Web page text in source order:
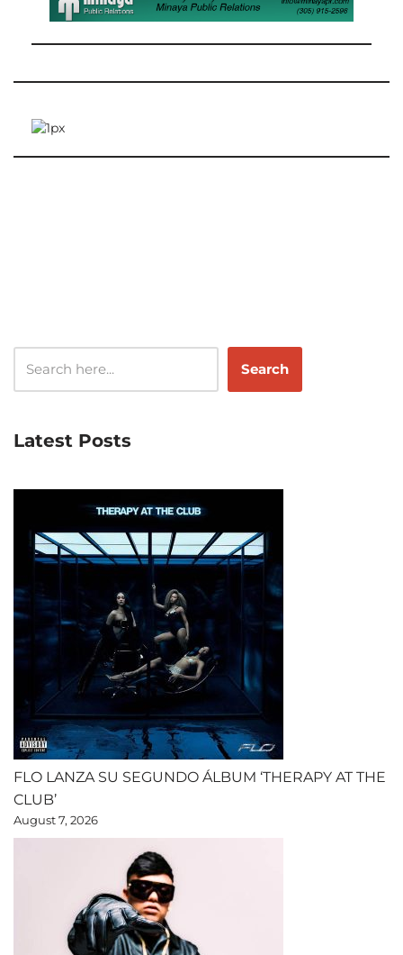
Search
Latest Posts
FLO LANZA SU SEGUNDO ÁLBUM ‘THERAPY AT THE
CLUB’
August 7, 2026